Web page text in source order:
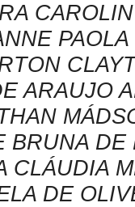
ARAUJO
BRUNA DE
CLÁUDIA
DE